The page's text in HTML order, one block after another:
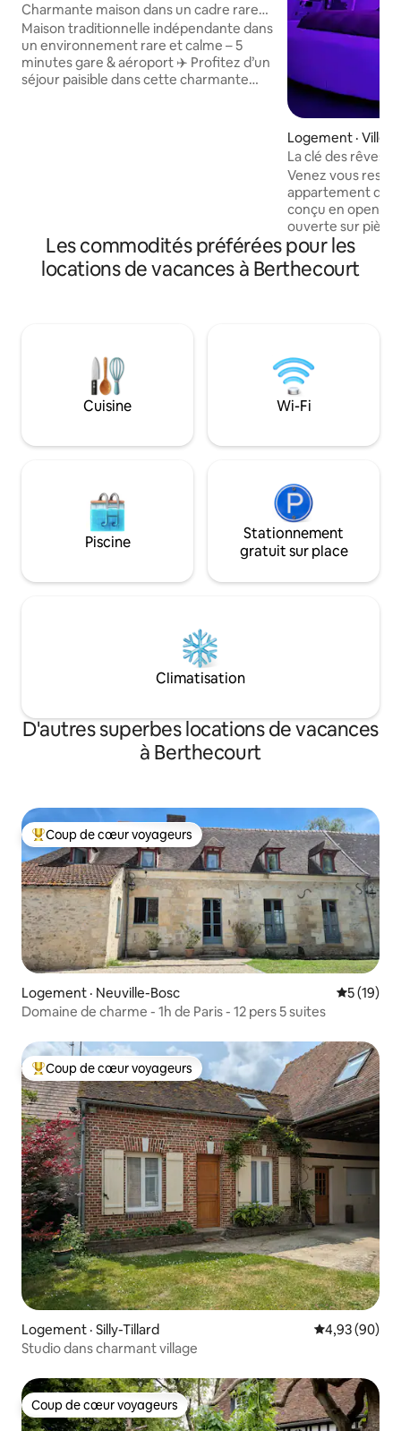
Charmante maison dans un cadre rare
et calme
Maison traditionnelle indépendante dans
un environnement rare et calme – 5
minutes gare & aéroport ✈️ Profitez d’un
séjour paisible dans cette charmante
sécurisé
Logement ·
lemy
La clé des rêves
Venez vous
appartement de
conçu en open-
ouverte sur pièce
éventuellement d
champagne dans
endormez vous
en solo le temps
hésitez pas a
demandes
Les commodités préférées pour les
locations de vacances à Berthecourt
Cuisine Wi-Fi
Piscine
Stationnement
gratuit sur place
Climatisation
D'autres superbes locations de vacances
à Berthecourt
Coup de cœur voyageurs parmi les plus aimés
Coup de cœur voyageurs
Logement · Neuville-Bosc Note
5 (19)
Domaine de charme - 1h de Paris - 12 pers 5 suites
Coup de cœur voyageurs parmi les plus aimés
Coup de cœur voyageurs
Logement · Silly-Tillard Note
4,93 (90)
Studio dans charmant village
Coup de cœur voyageurs
Coup de cœur voyageurs